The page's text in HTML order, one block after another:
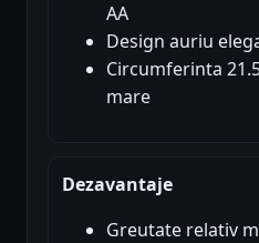
AA
Design auriu
Circumferinta
mare
Dezavantaje
Greutate relativ